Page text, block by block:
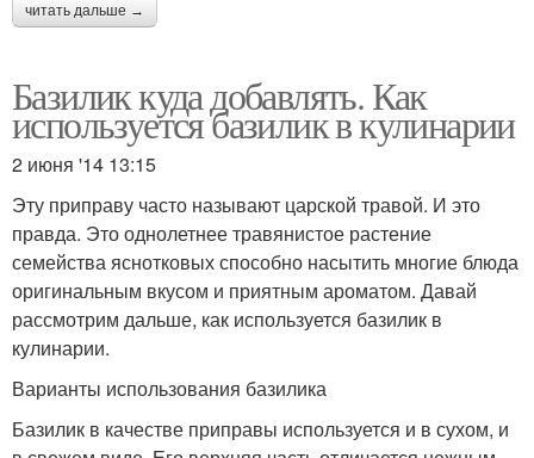
читать дальше →
Базилик куда добавлять. Как
используется базилик в кулинарии
2 июня '14 13:15
Эту приправу часто называют царской травой. И это
правда. Это однолетнее травянистое растение
семейства яснотковых способно насытить многие блюда
оригинальным вкусом и приятным ароматом. Давай
рассмотрим дальше, как используется базилик в
кулинарии.
Варианты использования базилика
Базилик в качестве приправы используется и в сухом, и